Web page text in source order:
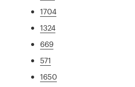
1704
1324
669
571
1650